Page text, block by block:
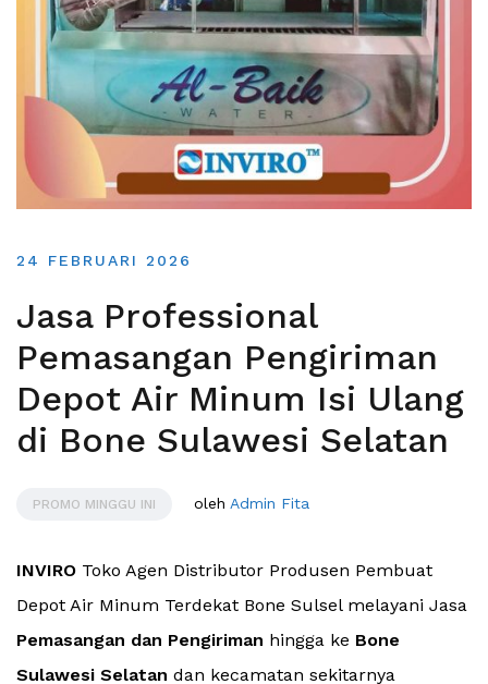
24 FEBRUARI 2026
Jasa Professional
Pemasangan Pengiriman
Depot Air Minum Isi Ulang
di Bone Sulawesi Selatan
PROMO MINGGU INI oleh Admin Fita
INVIRO Toko Agen Distributor Produsen Pembuat
Depot Air Minum Terdekat Bone Sulsel melayani Jasa
Pemasangan dan Pengiriman hingga ke Bone
Sulawesi Selatan dan kecamatan sekitarnya